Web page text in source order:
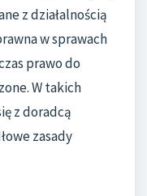
z działalnością
w sprawach
prawo do
W takich
z doradcą
zasady